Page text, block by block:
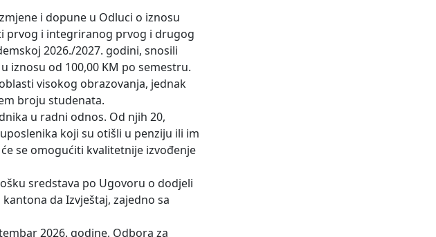
i dopune u Odluci o iznosu
prvog i integriranog prvog i drugog
2026./2027. godini, snosili
iznosu od 100,00 KM po semestru.
visokog obrazovanja, jednak
broju studenata.
u radni odnos. Od njih 20,
koji su otišli u penziju ili im
se omogućiti kvalitetnije izvođenje
sredstava po Ugovoru o dodjeli
da Izvještaj, zajedno sa
2026. godine, Odbora za